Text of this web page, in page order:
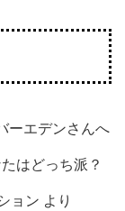
ーエデンさんへ
はどっち派？
ョン より